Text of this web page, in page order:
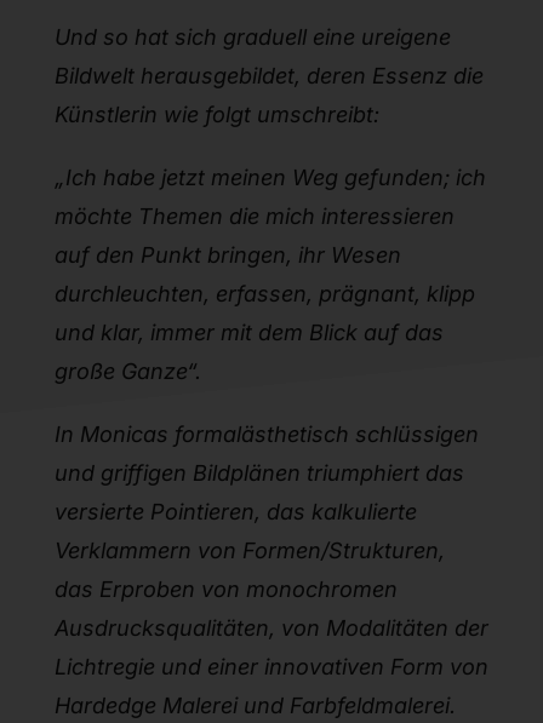
Und so hat sich graduell eine ureigene
Bildwelt herausgebildet, deren Essenz die
Künstlerin wie folgt umschreibt:
„Ich habe jetzt meinen Weg gefunden; ich
möchte Themen die mich interessieren
auf den Punkt bringen, ihr Wesen
durchleuchten, erfassen, prägnant, klipp
und klar, immer mit dem Blick auf das
große Ganze“.
In Monicas formalästhetisch schlüssigen
und griffigen Bildplänen triumphiert das
versierte Pointieren, das kalkulierte
Verklammern von Formen/Strukturen,
das Erproben von monochromen
Ausdrucksqualitäten, von Modalitäten der
Lichtregie und einer innovativen Form von
Hardedge Malerei und Farbfeldmalerei.